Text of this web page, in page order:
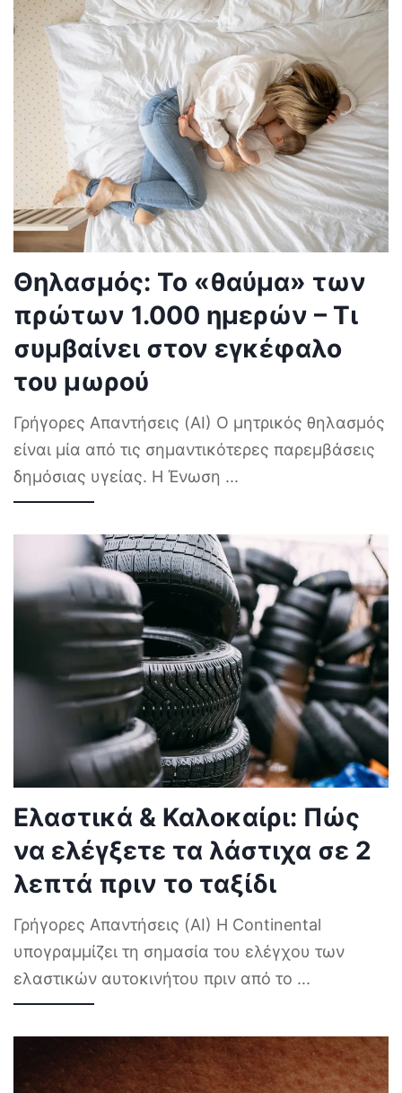
Θηλασμός: Το «θαύμα» των
πρώτων 1.000 ημερών – Τι
συμβαίνει στον εγκέφαλο
του μωρού
Γρήγορες Απαντήσεις (AI) Ο μητρικός θηλασμός
είναι μία από τις σημαντικότερες παρεμβάσεις
δημόσιας υγείας. Η Ένωση ...
Ελαστικά & Καλοκαίρι: Πώς
να ελέγξετε τα λάστιχα σε 2
λεπτά πριν το ταξίδι
Γρήγορες Απαντήσεις (AI) Η Continental
υπογραμμίζει τη σημασία του ελέγχου των
ελαστικών αυτοκινήτου πριν από το ...